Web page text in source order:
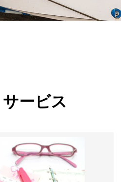
t
ービス